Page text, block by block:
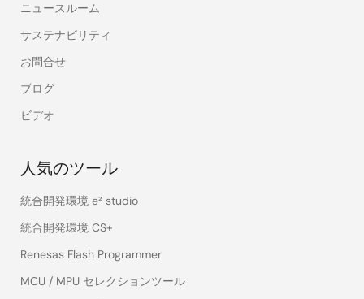
ニュースルーム
サステナビリティ
お問合せ
ブログ
ビデオ
人気のツール
統合開発環境 e² studio
統合開発環境 CS+
Renesas Flash Programmer
MCU / MPU セレクションツール